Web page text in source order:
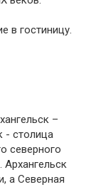
в гостиницу.
–
- столица
северного
а Северная